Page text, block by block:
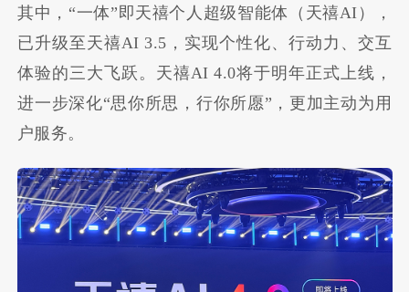
其中，“一体”即天禧个人超级智能体（天禧AI），
已升级至天禧AI 3.5，实现个性化、行动力、交互
体验的三大飞跃。天禧AI 4.0将于明年正式上线，
进一步深化“思你所思，行你所愿”，更加主动为用
户服务。